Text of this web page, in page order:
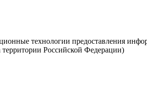
технологии предоставления
территории Российской Федерации)